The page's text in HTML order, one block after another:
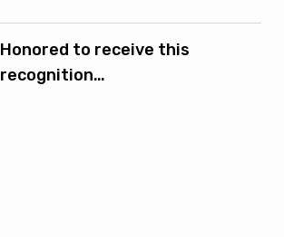
Honored to receive this
recognition…